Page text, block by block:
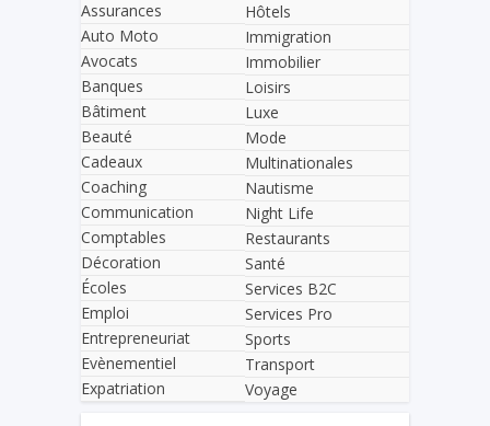
Assurances
Auto Moto
Avocats
Banques
Bâtiment
Beauté
Cadeaux
Coaching
Communication
Comptables
Décoration
Écoles
Emploi
Entrepreneuriat
Evènementiel
Expatriation
Hôtels
Immigration
Immobilier
Loisirs
Luxe
Mode
Multinationales
Nautisme
Night Life
Restaurants
Santé
Services B2C
Services Pro
Sports
Transport
Voyage